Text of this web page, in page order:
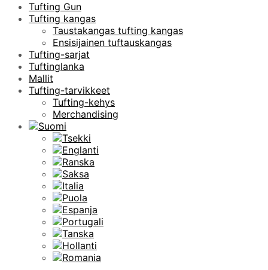
Tufting Gun
Tufting kangas
Taustakangas tufting kangas
Ensisijainen tuftauskangas
Tufting-sarjat
Tuftinglanka
Mallit
Tufting-tarvikkeet
Tufting-kehys
Merchandising